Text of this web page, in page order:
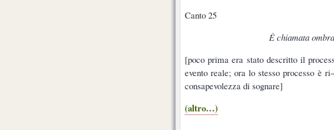
Canto 25
È chiamata
[poco prima era stato descritto il
evento reale; ora lo stesso processo è
consapevolezza di sognare]
(altro…)